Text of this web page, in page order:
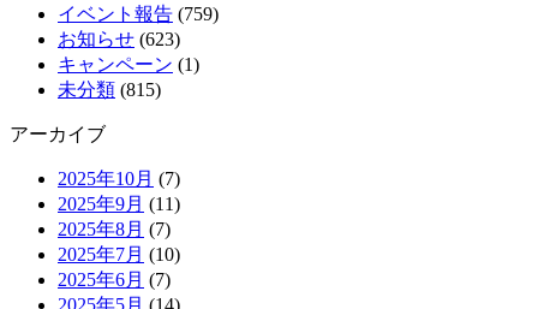
イベント報告 (759)
お知らせ (623)
キャンペーン (1)
未分類 (815)
アーカイブ
2025年10月 (7)
2025年9月 (11)
2025年8月 (7)
2025年7月 (10)
2025年6月 (7)
2025年5月 (14)